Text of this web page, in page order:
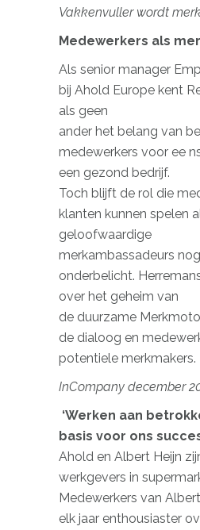
Vakkenvuller wordt
Medewerkers als
Als senior manager
bij Ahold Europe kent
als geen
ander het belang van
medewerkers voor ee
een gezond bedrijf.
Toch blijft de rol die
klanten kunnen spelen
geloofwaardige
merkambassadeurs
onderbelicht.
over het geheim van
de duurzame
de dialoog en
potentiele merkmakers.
InCompany december
‘Werken aan
basis voor ons
Ahold en Albert Heijn
werkgevers in
Medewerkers van
elk jaar enthousiaster